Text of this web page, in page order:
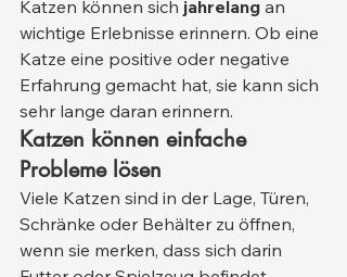
Katzen können sich jahrelang an
wichtige Erlebnisse erinnern. Ob eine
Katze eine positive oder negative
Erfahrung gemacht hat, sie kann sich
sehr lange daran erinnern.
Katzen können einfache
Probleme lösen
Viele Katzen sind in der Lage, Türen,
Schränke oder Behälter zu öffnen,
wenn sie merken, dass sich darin